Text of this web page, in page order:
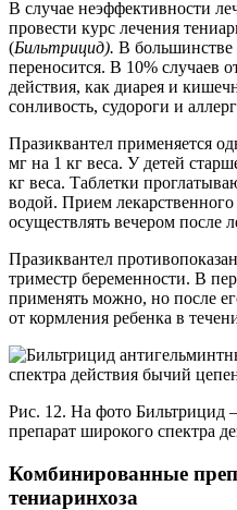
В случае неэффективности
провести курс лечения
(Бильтрицид). В большинстве
переносится. В 10% случаев
действия, как диарея и
сонливость, судороги и
Празиквантел применяется
мг на 1 кг веса. У детей
кг веса. Таблетки
водой. Прием лекарственного
осуществлять вечером после
Празиквантел
триместр беременности. В
применять можно, но после
от кормления ребенка в
Рис. 12. На фото Бильтрицид
препарат широкого спектра
Комбинированные
тениаринхоза